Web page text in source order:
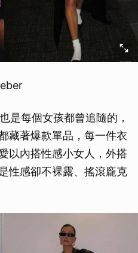
是每個女孩都曾追隨的，
藏著爆款單品，每一件衣
以內搭性感小女人，外搭
性感卻不裸露、搖滾龐克